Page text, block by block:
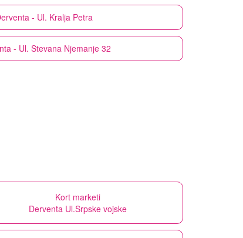
- Ul. Kralja Petra
- Ul. Stevana Njemanje 32
Kort marketi
Derventa Ul.Srpske vojske